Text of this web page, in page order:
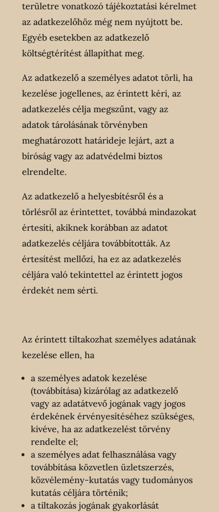
területre vonatkozó tájékoztatási kérelmet
az adatkezelőhöz még nem nyújtott be.
Egyéb esetekben az adatkezelő
költségtérítést állapíthat meg.
Az adatkezelő a személyes adatot törli, ha
kezelése jogellenes, az érintett kéri, az
adatkezelés célja megszűnt, vagy az
adatok tárolásának törvényben
meghatározott határideje lejárt, azt a
bíróság vagy az adatvédelmi biztos
elrendelte.
Az adatkezelő a helyesbítésről és a
törlésről az érintettet, továbbá mindazokat
értesíti, akiknek korábban az adatot
adatkezelés céljára továbbították. Az
értesítést mellőzi, ha ez az adatkezelés
céljára való tekintettel az érintett jogos
érdekét nem sérti.
Az érintett tiltakozhat személyes adatának
kezelése ellen, ha
a személyes adatok kezelése
(továbbítása) kizárólag az adatkezelő
vagy az adatátvevő jogának vagy jogos
érdekének érvényesítéséhez szükséges,
kivéve, ha az adatkezelést törvény
rendelte el;
a személyes adat felhasználása vagy
továbbítása közvetlen üzletszerzés,
közvélemény-kutatás vagy tudományos
kutatás céljára történik;
a tiltakozás jogának gyakorlását